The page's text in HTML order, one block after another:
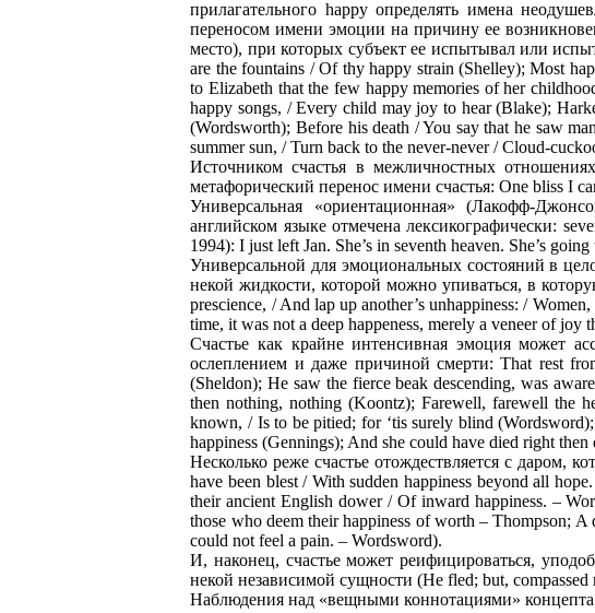
прилагательного happy определять имена
переносом имени эмоции на причину ее
место), при которых субъект ее испытывал или
are the fountains / Of thy happy strain (Shelley); Most
to Elizabeth that the few happy memories of her
happy songs, / Every child may joy to hear (Blake);
(Wordsworth); Before his death / You say that he saw
summer sun, / Turn back to the never-never / Cloud-
Источником счастья в межличностных
метафорический перенос имени счастья: One bliss I
Универсальная «ориентационная» (Лакофф-
английском языке отмечена лексикографически:
1994): I just left Jan. She’s in seventh heaven. She’s
Универсальной для эмоциональных состояний в
некой жидкости, которой можно упиваться, в
prescience, / And lap up another’s unhappiness: /
time, it was not a deep happeness, merely a veneer of
Счастье как крайне интенсивная эмоция может
ослеплением и даже причиной смерти: That rest
(Sheldon); He saw the fierce beak descending, was
then nothing, nothing (Koontz); Farewell, farewell the
known, / Is to be pitied; for ‘tis surely blind
happiness (Gennings); And she could have died right then
Несколько реже счастье отождествляется с даром,
have been blest / With sudden happiness beyond all
their ancient English dower / Of inward happiness. –
those who deem their happiness of worth – Thompson;
could not feel a pain. – Wordsword).
И, наконец, счастье может реифицироваться,
некой независимой сущности (He fled; but,
Наблюдения над «вещными коннотациями» концепта